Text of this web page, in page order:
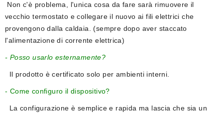
Non c'è problema, l'unica cosa da fare sarà rimuovere il
vecchio termostato e collegare il nuovo ai fili elettrici che
provengono dalla caldaia. (sempre dopo aver staccato
l'alimentazione di corrente elettrica)
- Posso usarlo esternamente?
Il prodotto è certificato solo per ambienti interni.
- Come configuro il dispositivo?
La configurazione è semplice e rapida ma lascia che sia un